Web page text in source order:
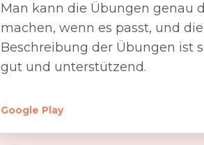
Man kann die Übungen genau
machen, wenn es passt, und die
Beschreibung der Übungen ist
gut und unterstützend.
Google Play